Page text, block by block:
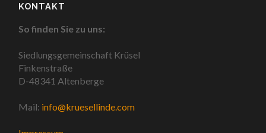
KONTAKT
So finden Sie zu uns:
Siedlungsgemeinschaft Krüsel
Finkenstraße
D-48341 Altenberge
Mail: info@kruesellinde.com